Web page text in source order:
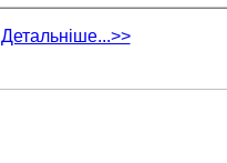
Детальніше...>>